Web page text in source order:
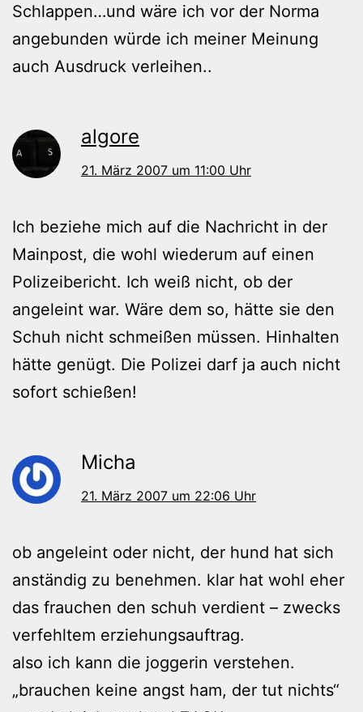
Schlappen…und wäre ich vor der Norma
angebunden würde ich meiner Meinung
auch Ausdruck verleihen..
algore
21. März 2007 um 11:00 Uhr
Ich beziehe mich auf die Nachricht in der
Mainpost, die wohl wiederum auf einen
Polizeibericht. Ich weiß nicht, ob der
angeleint war. Wäre dem so, hätte sie den
Schuh nicht schmeißen müssen. Hinhalten
hätte genügt. Die Polizei darf ja auch nicht
sofort schießen!
Micha
21. März 2007 um 22:06 Uhr
ob angeleint oder nicht, der hund hat sich
anständig zu benehmen. klar hat wohl eher
das frauchen den schuh verdient – zwecks
verfehltem erziehungsauftrag.
also ich kann die joggerin verstehen.
„brauchen keine angst ham, der tut nichts“